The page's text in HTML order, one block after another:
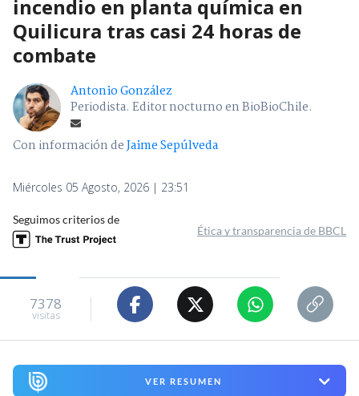
incendio en planta química en
Quilicura tras casi 24 horas de
combate
Antonio González
Periodista. Editor nocturno en BioBioChile.
Con información deJaime Sepúlveda
Miércoles 05 Agosto, 2026 | 23:51
Seguimos criterios de
Ética y transparencia de BBCL
7378
visitas
VER RESUMEN